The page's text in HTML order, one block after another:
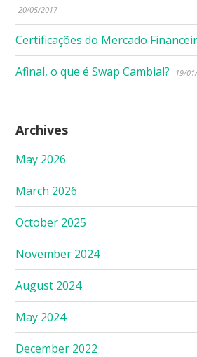
20/05/2017
Certificações do Mercado
Afinal, o que é Swap Cambial? 19/
Archives
May 2026
March 2026
October 2025
November 2024
August 2024
May 2024
December 2022